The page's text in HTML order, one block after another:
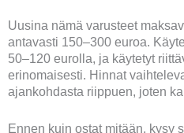
Uusina nämä varusteet
antavasti 150–300 euroa.
50–120 eurolla, ja käytetyt
erinomaisesti. Hinnat
ajankohdasta riippuen, joten
Ennen kuin ostat mitään, kysy